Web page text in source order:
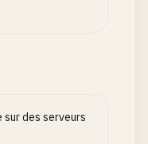
des serveurs